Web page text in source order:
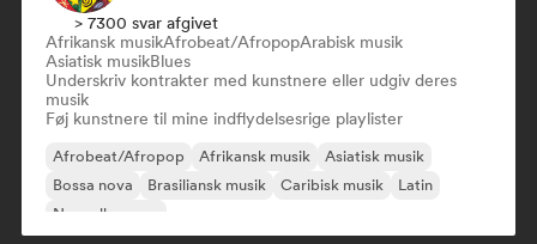
> 7300 svar afgivet
Afrikansk musikAfrobeat/AfropopArabisk musik
Asiatisk musikBlues
Underskriv kontrakter med kunstnere eller udgiv deres
musik
Føj kunstnere til mine indflydelsesrige playlister
Afrobeat/Afropop Afrikansk musik
Asiatisk musik
Bossa nova
Brasiliansk musik Caribisk musik
Latin
Nouvelle scene